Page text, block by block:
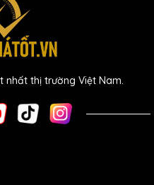
thị trường Việt Nam.